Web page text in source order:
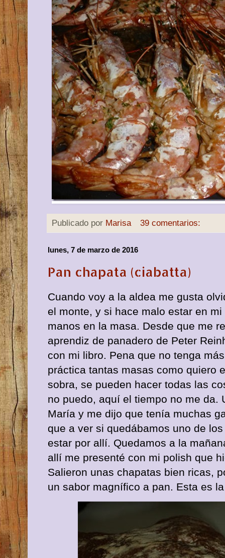
Publicado por Marisa 39 comentarios:
lunes, 7 de marzo de 2016
Pan chapata (ciabatta)
Cuando voy a la aldea me gusta
el monte, y si hace malo estar en
manos en la masa. Desde que me
aprendiz de panadero de Peter
con mi libro. Pena que no tenga
práctica tantas masas como quiero
sobra, se pueden hacer todas las
no puedo, aquí el tiempo no me da.
María y me dijo que tenía muchas
que a ver si quedábamos uno de
estar por allí. Quedamos a la
allí me presenté con mi polish que
Salieron unas chapatas bien ricas,
un sabor magnífico a pan. Esta es